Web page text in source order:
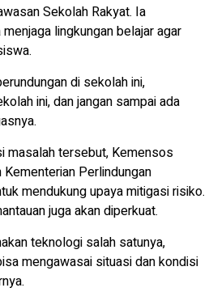
Sekolah Rakyat. Ia
lingkungan belajar agar
di sekolah ini,
ini, dan jangan sampai ada
masalah tersebut, Kemensos
Perlindungan
mendukung upaya mitigasi risiko.
juga akan diperkuat.
teknologi salah satunya,
mengawasai situasi dan kondisi